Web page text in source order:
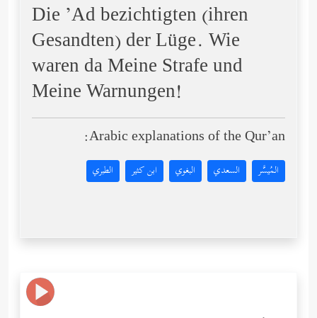
Die ’Ad bezichtigten (ihren
Gesandten) der Lüge. Wie
waren da Meine Strafe und
Meine Warnungen!
Arabic explanations of the Qur’an:
المُيسَّر السعدي البغوي ابن كثير الطبري